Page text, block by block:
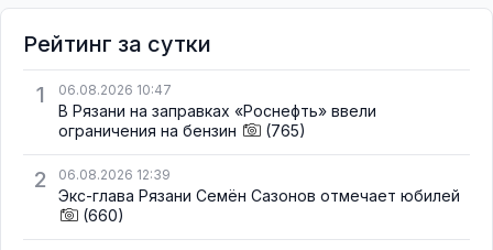
Рейтинг за сутки
1
06.08.2026 10:47
В Рязани на заправках «Роснефть» ввели
ограничения на бензин
(765)
2 06.08.2026 12:39
Экс-глава Рязани Семён Сазонов отмечает юбилей
(660)